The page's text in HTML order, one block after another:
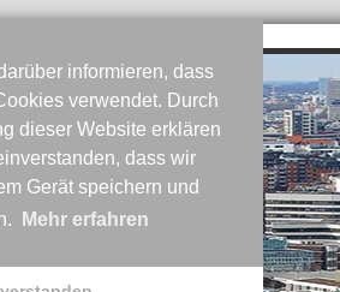
informieren, dass
verwendet. Durch
dieser Website erklären
dass wir
Gerät speichern und
Mehr erfahren